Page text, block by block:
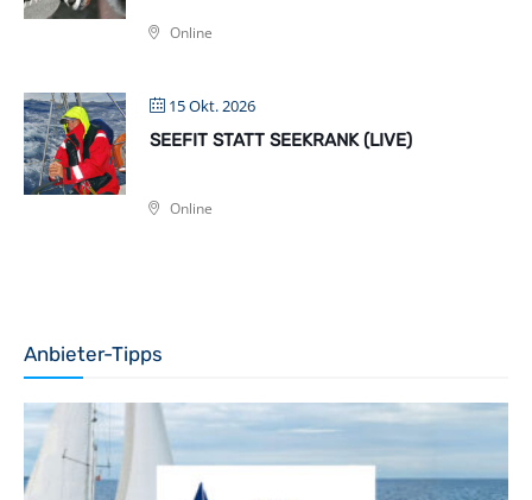
Online
15 Okt. 2026
SEEFIT STATT SEEKRANK (LIVE)
Online
Anbieter-Tipps